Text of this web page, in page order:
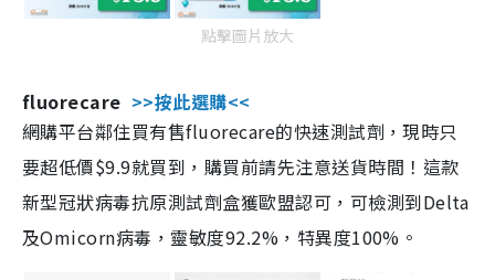
點擊圖片放大
fluorecare >>按此選購<<
網購平台鄰住買有售fluorecare的快速測試劑，現時只
要超低價$9.9就買到，購買前請先注意送貨時間！這款
新型冠狀病毒抗原測試劑盒獲歐盟認可，可檢測到Delta
及Omicorn病毒，靈敏度92.2%，特異度100%。